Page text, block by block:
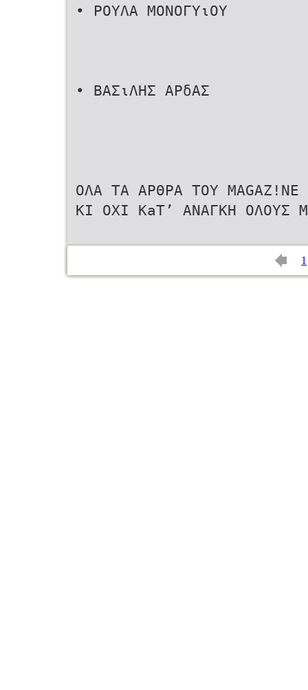
• ΡΟΥΛΑ ΜΟΝΟΓΥιΟΥ
• ΒΑΣιΛΗΣ ΑΡδΑΣ
ΟΛΑ ΤΑ ΑΡΘΡΑ ΤΟΥ
KI OXI KaT’ ΑΝΑΓΚΗ ΟΛΟΥΣ
1